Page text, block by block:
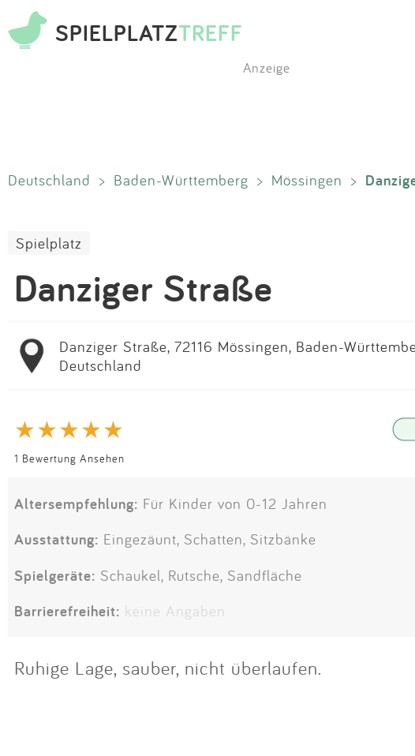
SPIELPLATZTREFF
Anzeige
Deutschland > Baden-Württemberg > Mössingen >
Spielplatz
Danziger Straße
Danziger Straße, 72116 Mössingen, Baden-
Deutschland
1 Bewertung Ansehen
Altersempfehlung: Für Kinder von 0-12 Jahren
Ausstattung: Eingezäunt, Schatten, Sitzbänke
Spielgeräte: Schaukel, Rutsche, Sandfläche
Barrierefreiheit: keine Angaben
Ruhige Lage, sauber, nicht überlaufen.